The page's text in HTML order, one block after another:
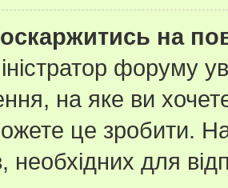
на
форуму
на яке ви
це зробити.
необхідних для